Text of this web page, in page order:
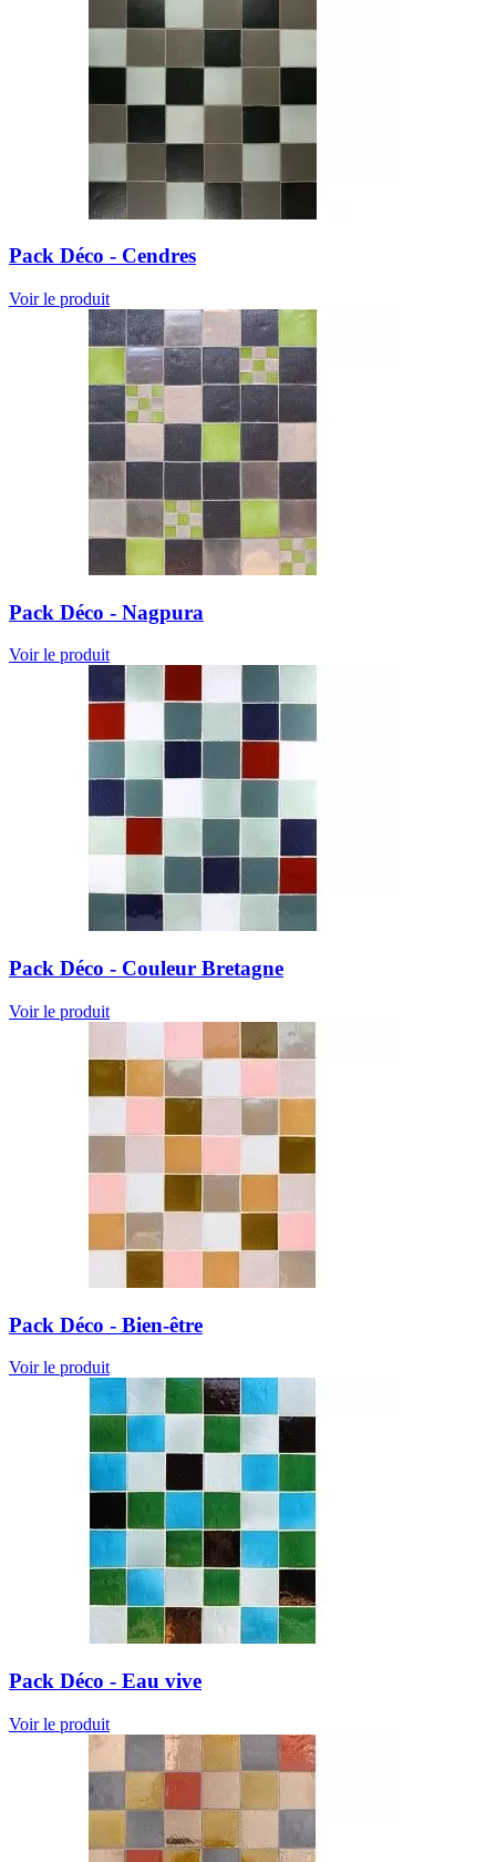
Pack Déco - Cendres
Voir le produit
Pack Déco - Nagpura
Voir le produit
Pack Déco - Couleur Bretagne
Voir le produit
Pack Déco - Bien-être
Voir le produit
Pack Déco - Eau vive
Voir le produit